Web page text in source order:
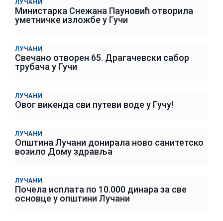
ЛУЧАНИ
Министарка Снежана Пауновић отворила
уметничке изложбе у Гучи
ЛУЧАНИ
Свечано отворен 65. Драгачевски сабор
трубача у Гучи
ЛУЧАНИ
Овог викенда сви путеви воде у Гучу!
ЛУЧАНИ
Општина Лучани донирала ново санитетско
возило Дому здравља
ЛУЧАНИ
Почела исплата по 10.000 динара за све
основце у општини Лучани